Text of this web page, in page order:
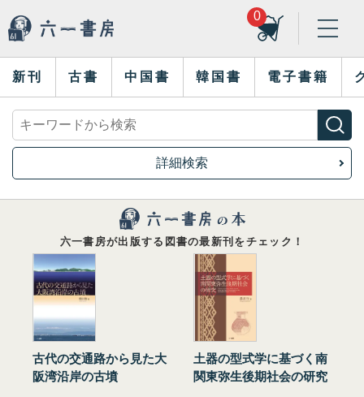
0
新刊 古書 中国書 韓国書 電子書籍
詳細検索
六一書房が出版する図書の最新刊をチェック！
古代の交通路から見た大
阪湾沿岸の古墳
土器の型式学に基づく南
関東弥生後期社会の研究